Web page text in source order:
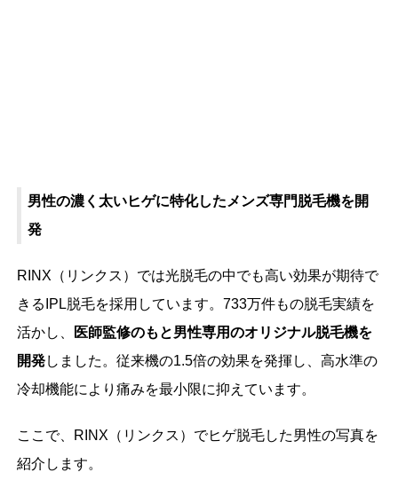
男性の濃く太いヒゲに特化したメンズ専門脱毛機を開
発
RINX（リンクス）では光脱毛の中でも高い効果が期待で
きるIPL脱毛を採用しています。733万件もの脱毛実績を
活かし、
医師監修のもと男性専用のオリジナル脱毛機を
開発しました。従来機の1.5倍の効果を発揮し、高水準の
冷却機能により痛みを最小限に抑えています。
ここで、RINX（リンクス）でヒゲ脱毛した男性の写真を
紹介します。